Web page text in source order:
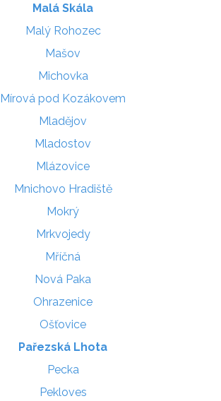
Malá Skála
Malý Rohozec
Mašov
Michovka
Mírová pod Kozákovem
Mladějov
Mladostov
Mlázovice
Mnichovo Hradiště
Mokrý
Mrkvojedy
Mříčná
Nová Paka
Ohrazenice
Ošťovice
Pařezská Lhota
Pecka
Pekloves